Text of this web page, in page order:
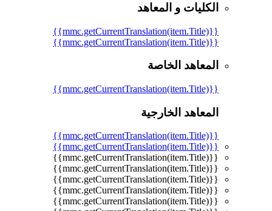
الكليات و المعاهد
{{mmc.getCurrentTranslation(item.Title)}}
{{mmc.getCurrentTranslation(item.Title)}}
المعاهد الخاصة
{{mmc.getCurrentTranslation(item.Title)}}
المعاهد الخارجية
{{mmc.getCurrentTranslation(item.Title)}}
{{mmc.getCurrentTranslation(item.Title)}}
{{mmc.getCurrentTranslation(item.Title)}}
{{mmc.getCurrentTranslation(item.Title)}}
{{mmc.getCurrentTranslation(item.Title)}}
{{mmc.getCurrentTranslation(item.Title)}}
{{mmc.getCurrentTranslation(item.Title)}}